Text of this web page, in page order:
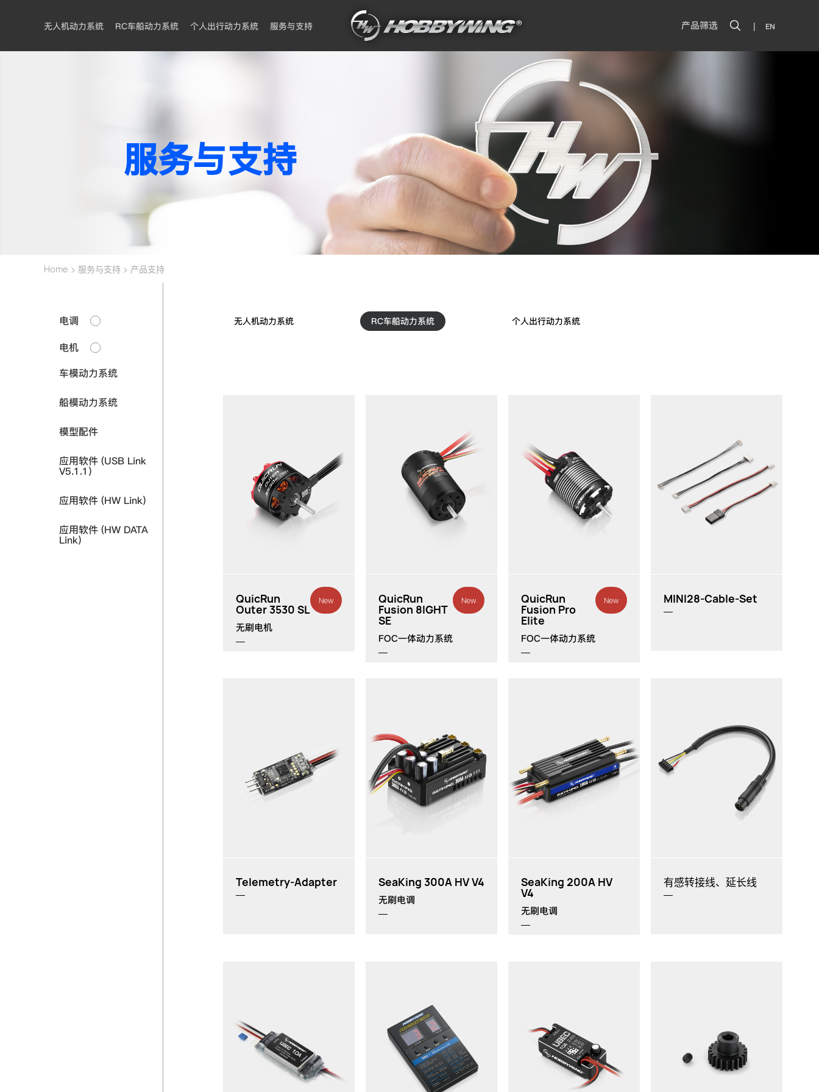
无人机动力系统 RC车船动力系统 个人出行动力系统 服务与支持 产品筛选 | EN
服务与支持
Home > 服务与支持 > 产品支持
电调
电机
车模动力系统
船模动力系统
模型配件
应用软件 (USB Link
V5.1.1)
应用软件 (HW Link)
应用软件 (HW DATA
Link)
无人机动力系统 RC车船动力系统 个人出行动力系统
QuicRun
Outer 3530 SL
无刷电机
New QuicRun
Fusion 8IGHT
SE
FOC一体动力系统
New QuicRun
Fusion Pro
Elite
FOC一体动力系统
New
2300KV
MINI28-Cable-Set
Telemetry-Adapter SeaKing 300A HV V4
无刷电调
SeaKing 200A HV
V4
无刷电调
有感转接线、延长线
88x58x14mm（长x宽
x厚）
主要应用：空模无刷电调：
Platinum V1/V2、
FlyFun V5, Skywalker V2系
列